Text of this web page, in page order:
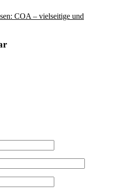
COA – vielseitige und